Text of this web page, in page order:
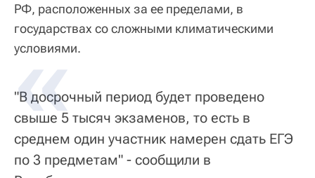
РФ, расположенных за ее пределами, в
государствах со сложными климатическими
условиями.
"В досрочный период будет проведено
свыше 5 тысяч экзаменов, то есть в
среднем один участник намерен сдать ЕГЭ
по 3 предметам" - сообщили в